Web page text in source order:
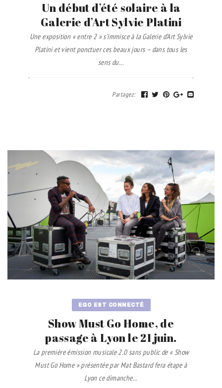
Un début d’été solaire à la
Galerie d’Art Sylvie Platini
Une exposition « entre 2 » s’immisce à la Galerie d’Art Sylvie
Platini et vient ponctuer ces beaux jours – dans tous les
sens du...
Partagez:
EGO EST CONNECTÉ
Show Must Go Home, de
passage à Lyon le 21 juin.
La première émission musicale 2.0 sans public de « Show
Must Go Home » présentée par Mat Bastard fera étape à
Lyon ce dimanche...